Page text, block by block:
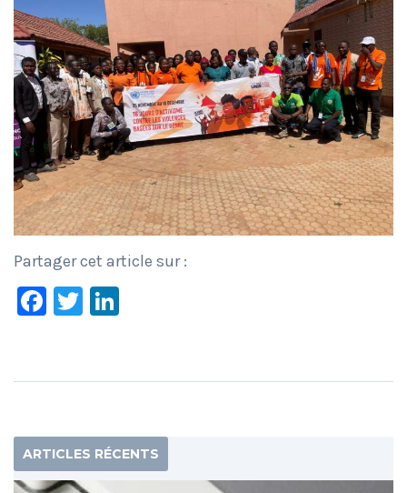
Partager cet article sur :
Facebook
Twitter
ARTICLES RÉCENTS